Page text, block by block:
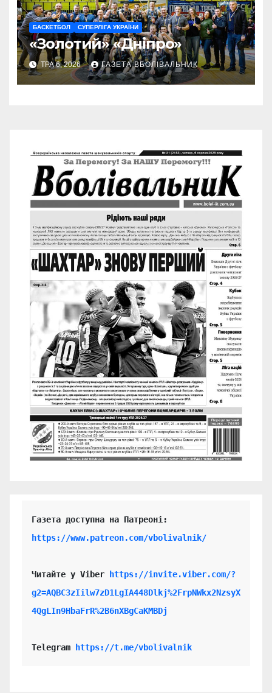
БАСКЕТБОЛ СУПЕРЛІГА УКРАЇНИ
«Золотий» «Дніпро»
ТРА 6, 2026 ГАЗЕТА ВБОЛІВАЛЬНИК
https://www.patreon.com/vbolivalnik/
Читайте у Viber
https://invite.viber.com/?
g2=AQBC3zIilw7zD1LgIA448Dlkj%2FrpNWkx2NzsyX
4QgLIn9HbaFrR%2B6nXBgCaKMBDj
Telegram https://t.me/vbolivalnik